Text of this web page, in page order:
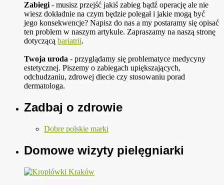
Zabiegi - musisz przejść jakiś zabieg bądź operację ale nie
wiesz dokładnie na czym będzie polegał i jakie mogą być
jego konsekwencje? Napisz do nas a my postaramy się opisać
ten problem w naszym artykule. Zapraszamy na naszą stronę
dotyczącą bariatrii.
Twoja uroda - przyglądamy się problematyce medycyny
estetycznej. Piszemy o zabiegach upiększających,
odchudzaniu, zdrowej diecie czy stosowaniu porad
dermatologa.
Zadbaj o zdrowie
Dobre polskie marki
Domowe wizyty pielęgniarki